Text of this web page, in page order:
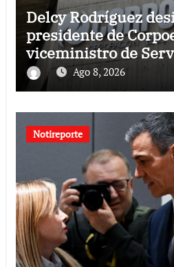
Delcy Rodríguez
presidente de
viceministro de
Ago 8, 2026
Notireporte